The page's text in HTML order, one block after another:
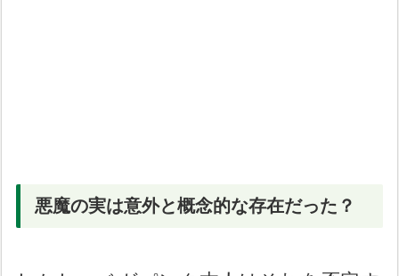
悪魔の実は意外と概念的な存在だった？